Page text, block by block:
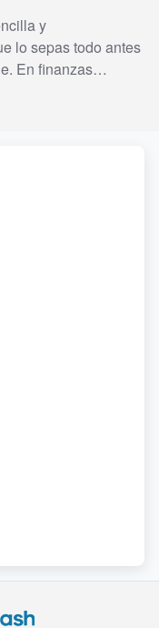
y
lo sepas todo antes
En finanzas…